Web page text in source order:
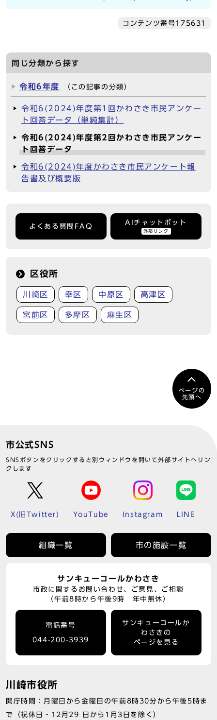
コンテンツ番号175631
同じ分類から探す
令和6年度 （この記事の分類）
令和6(2024)年度第1回かわさき市民アンケー
ト回答データ（単純集計）
令和6(2024)年度第2回かわさき市民アンケー
ト回答データ
令和6(2024)年度かわさき市民アンケート報
告書及び概要版
よくある質問FAQ
AIチャットボット
外部リンク
区役所
川崎区 幸区 中原区 高津区
宮前区 多摩区 麻生区
ページの
先頭へ
市公式SNS
SNSボタンをクリックすると別ウィンドウを開いて外部サイトへリン
クします
X(旧Twitter) YouTube Instagram LINE
組織一覧 市の施設一覧
サンキューコールかわさき
市政に関するお問い合わせ、ご意見、ご相談
（午前8時から午後9時 年中無休）
電話番号
044-200-3939
サンキューコールか
わさきの
ページを見る
川崎市役所
開庁時間：月曜日から金曜日の午前8時30分から午後5時ま
で（祝休日・12月29 日から1月3日を除く）